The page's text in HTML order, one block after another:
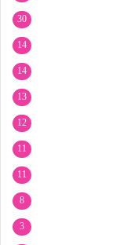
30
14
14
13
12
11
11
8
3